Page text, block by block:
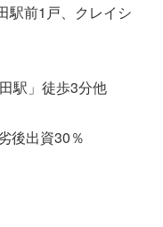
前1戸、クレイシ
」徒歩3分他
出資30％